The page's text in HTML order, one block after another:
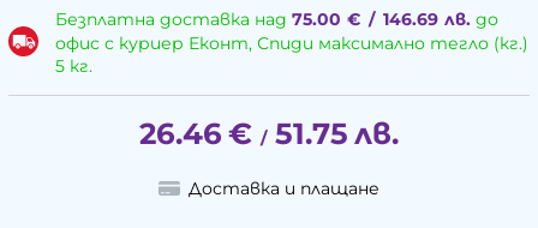
Безплатна доставка над 75.00 € / 146.69 лв.до
офис с куриер Еконт, Спиди максимално тегло (кг.)
5 кг.
26.46 € / 51.75 лв.
Доставка и плащане